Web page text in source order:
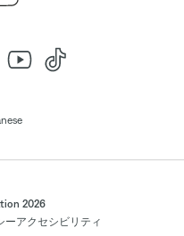
2026
ーアクセシビリティ